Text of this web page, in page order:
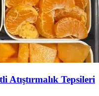
Atıştırmalık Tepsileri